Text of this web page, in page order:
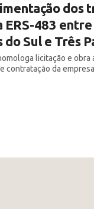
dos
ERS-483
do Sul e Três
licitação e obra
contratação da